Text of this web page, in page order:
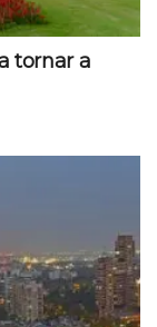
tornar a